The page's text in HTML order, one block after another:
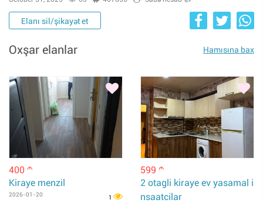
Elanı sil/şikayət et
Oxşar elanlar Hamısına bax
400 m
Kiraye menzil
2026-01-20 1
599 m
2 otagli kiraye ev yasamal i
nsaatcilar